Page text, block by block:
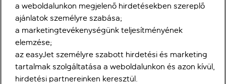
a weboldalunkon megjelenő hirdetésekben szereplő
ajánlatok személyre szabása;
a marketingtevékenységünk teljesítményének
elemzése;
az easyJet személyre szabott hirdetési és marketing
tartalmak szolgáltatása a weboldalunkon és azon kívül,
hirdetési partnereinken keresztül.